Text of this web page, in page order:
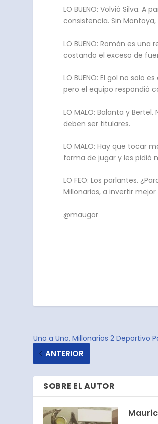
LO BUENO: Volvió Silva.
consistencia. Sin
LO BUENO: Román es
costando el exceso de
LO BUENO: El gol no solo
pero el equipo respondió
LO MALO: Balanta y
deben ser titulares.
LO MALO: Hay que tocar
forma de jugar y les pidió
LO FEO: Los parlantes.
Millonarios, a invertir mejor
@maugor
Uno a Uno, Millonarios 2 Deportivo
ANTERIOR
SOBRE EL AUTOR